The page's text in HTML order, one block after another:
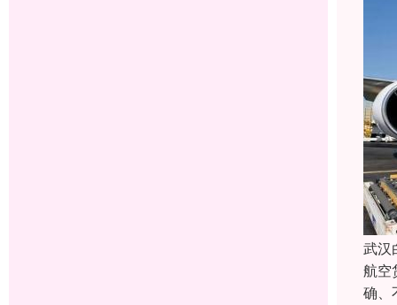
武汉
航空
确、